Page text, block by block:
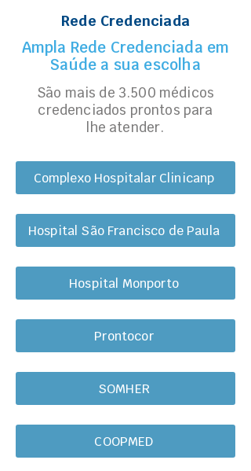
Rede Credenciada
Ampla Rede Credenciada em
Saúde a sua escolha
São mais de 3.500 médicos
credenciados prontos para
lhe atender.
Complexo Hospitalar Clinicanp
Hospital São Francisco de Paula
Hospital Monporto
Prontocor
SOMHER
COOPMED